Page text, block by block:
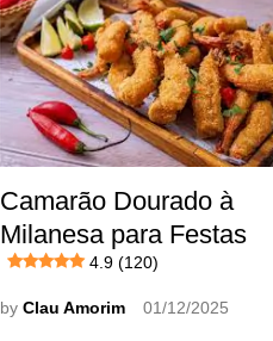
Camarão Dourado à
Milanesa para Festas
4.9 (120)
by Clau Amorim 01/12/2025